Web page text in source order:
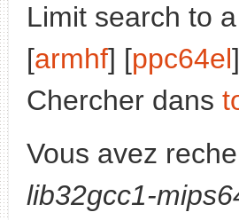
Limit search to
[armhf] [ppc64el
Chercher dans
Vous avez
lib32gcc1-